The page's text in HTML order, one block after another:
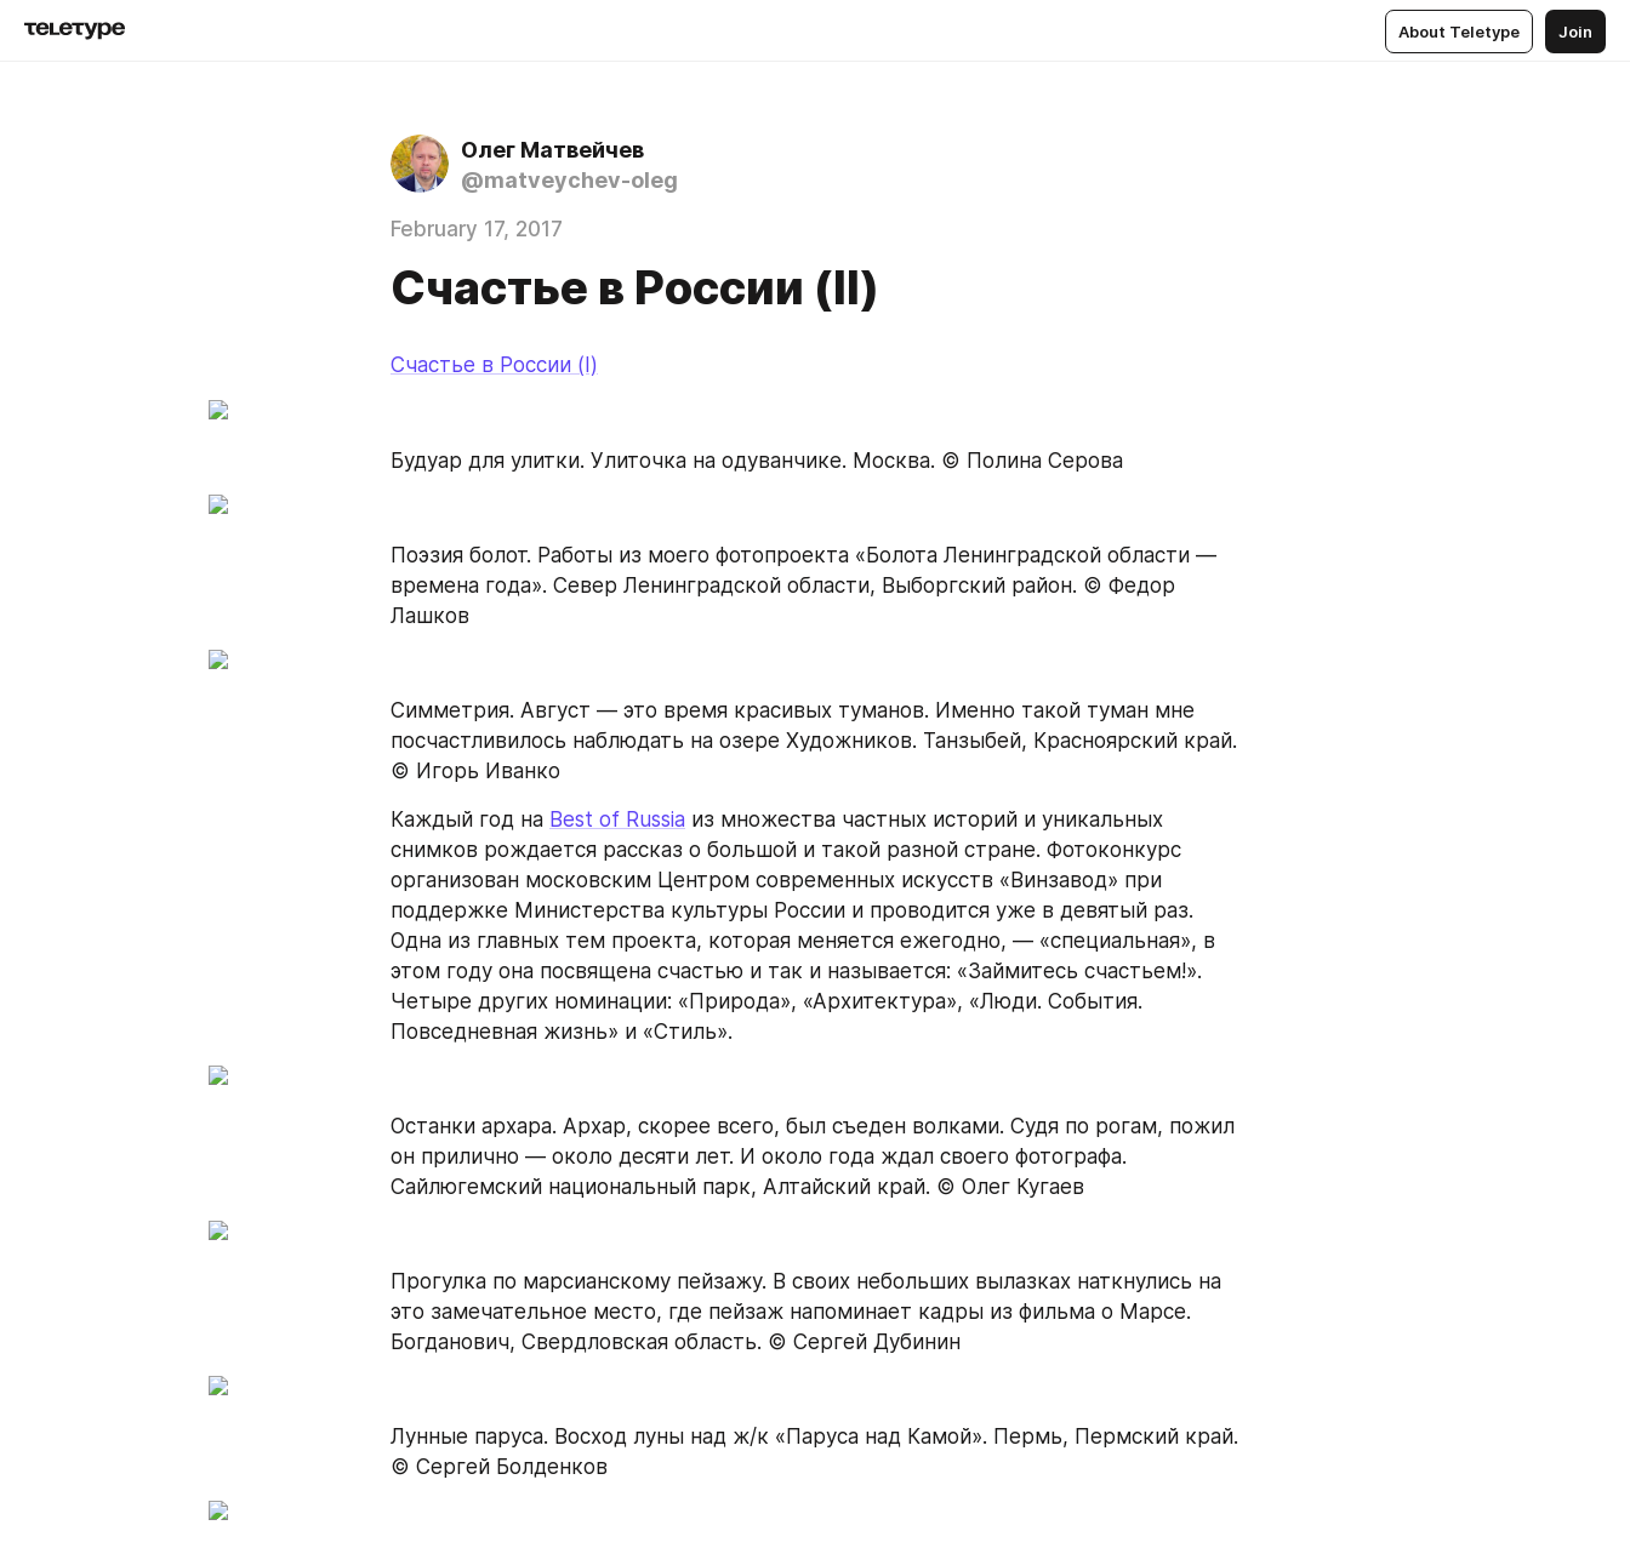
About Teletype Join
Олег Матвейчев
@matveychev-oleg
February 17, 2017
Счастье в России (II)
Счастье в России (I)
Будуар для улитки. Улиточка на одуванчике. Москва. © Полина Серова
Поэзия болот. Работы из моего фотопроекта «Болота Ленинградской области —
времена года». Север Ленинградской области, Выборгский район. © Федор
Лашков
Симметрия. Август — это время красивых туманов. Именно такой туман мне
посчастливилось наблюдать на озере Художников. Танзыбей, Красноярский край.
© Игорь Иванко
Каждый год на Best of Russia из множества частных историй и уникальных
снимков рождается рассказ о большой и такой разной стране. Фотоконкурс
организован московским Центром современных искусств «Винзавод» при
поддержке Министерства культуры России и проводится уже в девятый раз.
Одна из главных тем проекта, которая меняется ежегодно, — «специальная», в
этом году она посвящена счастью и так и называется: «Займитесь счастьем!».
Четыре других номинации: «Природа», «Архитектура», «Люди. События.
Повседневная жизнь» и «Стиль».
Останки архара. Архар, скорее всего, был съеден волками. Судя по рогам, пожил
он прилично — около десяти лет. И около года ждал своего фотографа.
Сайлюгемский национальный парк, Алтайский край. © Олег Кугаев
Прогулка по марсианскому пейзажу. В своих небольших вылазках наткнулись на
это замечательное место, где пейзаж напоминает кадры из фильма о Марсе.
Богданович, Свердловская область. © Сергей Дубинин
Лунные паруса. Восход луны над ж/к «Паруса над Камой». Пермь, Пермский край.
© Сергей Болденков